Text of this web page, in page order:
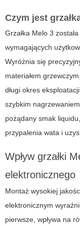
Czym jest
Grzałka Melo 3
wymagających
Wyróżnia się
materiałem
długi okres
szybkim
pożądany smak
przypalenia wata i
Wpływ grzałki
elektronicznego
Montaż wysokiej
elektronicznym
pierwsze, wpływa na